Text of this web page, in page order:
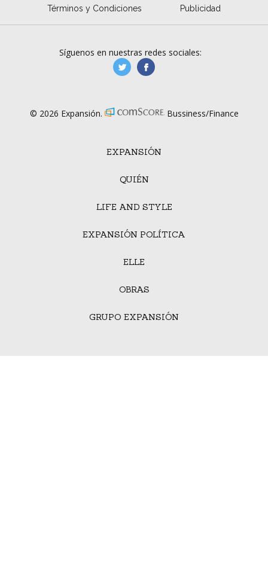
Términos y Condiciones Publicidad
EXPANSIÓN
QUIÉN
LIFE AND STYLE
EXPANSIÓN POLÍTICA
ELLE
OBRAS
GRUPO EXPANSIÓN
Síguenos en nuestras redes sociales:
manufacturaGE
© 2026 Expansión. Bussiness/Finance